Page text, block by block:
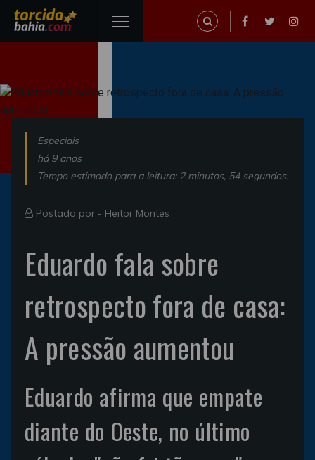
Especiais
há 9 anos
Tempo estimado para a leitura: 2 minutos, 54 segundos.
Postado por - Heitor Montes
Eduardo fala sobre
retrospecto fora de casa:
A pressão aumentou
Eduardo afirma que empate
diante do Oeste, no último